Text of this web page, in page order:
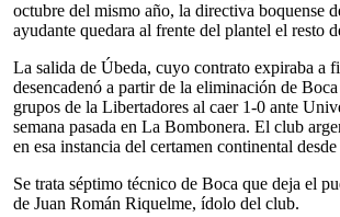
octubre del mismo año, la directiva boquense
ayudante quedara al frente del plantel el resto
La salida de Úbeda, cuyo contrato expiraba a
desencadenó a partir de la eliminación de
grupos de la Libertadores al caer 1-0 ante
semana pasada en La Bombonera. El club
en esa instancia del certamen continental
Se trata séptimo técnico de Boca que deja el
de Juan Román Riquelme, ídolo del club.